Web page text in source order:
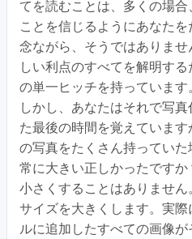
てを読むことは、多くの場
ことを信じるようにあなた
念ながら、そうではありま
しい利点のすべてを解明す
の単一ヒッチを持っています
しかし、あなたはそれで写
た最後の時間を覚えていま
の写真をたくさん持ってい
常に大きい正しかったです
小さくすることはありませ
サイズを大きくします。実
ルに追加したすべての画像